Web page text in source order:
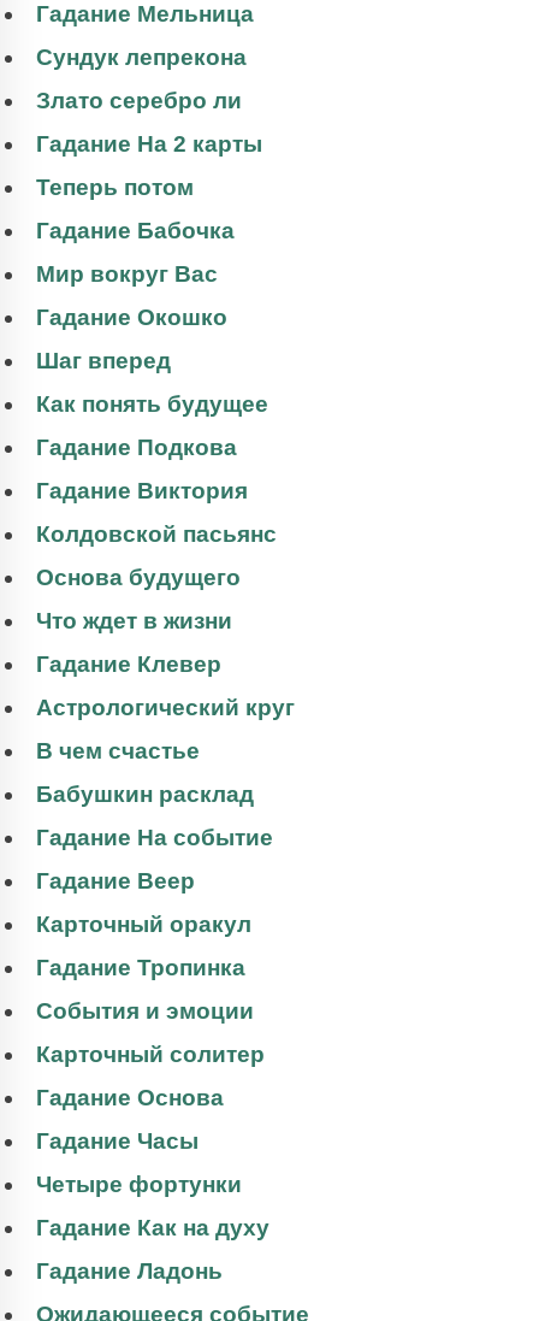
Гадание Мельница
Сундук лепрекона
Злато серебро ли
Гадание На 2 карты
Теперь потом
Гадание Бабочка
Мир вокруг Вас
Гадание Окошко
Шаг вперед
Как понять будущее
Гадание Подкова
Гадание Виктория
Колдовской пасьянс
Основа будущего
Что ждет в жизни
Гадание Клевер
Астрологический круг
В чем счастье
Бабушкин расклад
Гадание На событие
Гадание Веер
Карточный оракул
Гадание Тропинка
События и эмоции
Карточный солитер
Гадание Основа
Гадание Часы
Четыре фортунки
Гадание Как на духу
Гадание Ладонь
Ожидающееся событие